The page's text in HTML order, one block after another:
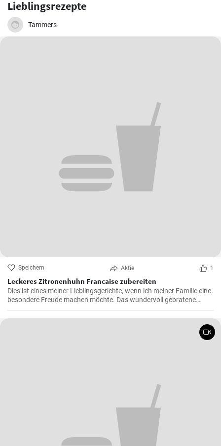
Lieblingsrezepte
Tammers
Speichern Aktie 1
Leckeres Zitronenhuhn Francaise zubereiten
Dies ist eines meiner Lieblingsgerichte, wenn ich meiner Familie eine
besondere Freude machen möchte. Das wundervoll gebratene
Hähnchen, mariniert in cremigem Eierteig und überzogen mit einer
zitronigen Sauce, ist immer wieder beeindruckend. Glauben Sie mir,
wenn Sie dieses schmackhafte Chicken Francaise einmal probiert
haben, werden Sie es in Ihre Liste der Lieblingsrezepte aufnehmen.